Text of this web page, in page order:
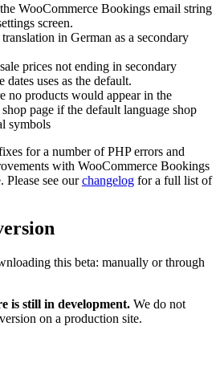
WooCommerce Bookings email string
screen.
in German as a secondary
prices not ending in secondary
dates uses as the default.
no products would appear in the
page if the default language shop
symbols
for a number of PHP errors and
with WooCommerce Bookings
Please see ourchangelog for a full list of
this beta: manually or through
is still in development. We do not
on a production site.